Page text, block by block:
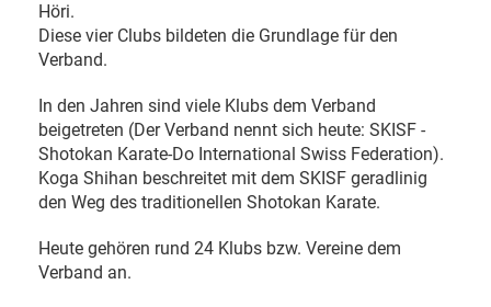
Höri.
Diese vier Clubs bildeten die Grundlage für den
Verband.
In den Jahren sind viele Klubs dem Verband
beigetreten (Der Verband nennt sich heute: SKISF -
Shotokan Karate-Do International Swiss Federation).
Koga Shihan beschreitet mit dem SKISF geradlinig
den Weg des traditionellen Shotokan Karate.
Heute gehören rund 24 Klubs bzw. Vereine dem
Verband an.